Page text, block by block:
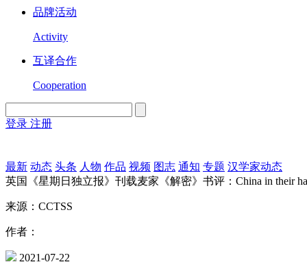
品牌活动
Activity
互译合作
Cooperation
登录 注册
最新 动态 头条 人物 作品 视频 图志 通知 专题 汉学家动态
英国《星期日独立报》刊载麦家《解密》书评：China in their
来源：CCTSS
作者：
2021-07-22